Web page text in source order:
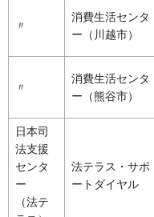
〃
消費生活センタ
ー（川越市）
〃
消費生活センタ
ー（熊谷市）
日本司
法支援
センタ
ー
（法テ
法テラス・サポ
ートダイヤル